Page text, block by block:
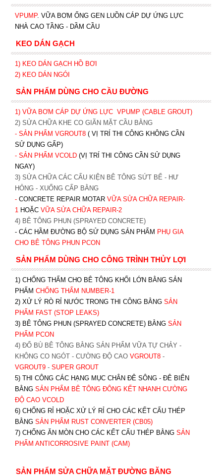
VPUMP. VỮA BƠM ỐNG GEN LUỒN CÁP DỰ ỨNG LỰC
NHÀ CAO TẦNG - DẦM CẦU
KEO DÁN GẠCH
1) KEO DÁN GẠCH HỒ BƠI
2) KEO DÁN NGÓI
SẢN PHẨM DÙNG CHO CẦU ĐƯỜNG
1) VỮA BƠM CÁP DỰ ỨNG LỰC VPUMP (CABLE GROUT)
2) SỬA CHỮA KHE CO GIÃN MẶT CẦU BẰNG
- SẢN PHẨM VGROUT8 ( VỊ TRÍ THI CÔNG KHÔNG CẦN
SỬ DỤNG GẤP)
- SẢN PHẨM VCOLD (VỊ TRÍ THI CÔNG CẦN SỬ DỤNG
NGAY)
3) SỬA CHỮA CÁC CẤU KIỆN BÊ TÔNG SỨT BỂ - HƯ
HỎNG - XUỐNG CẤP BẰNG
- CONCRETE REPAIR MOTAR VỮA SỬA CHỮA REPAIR-
1 HOẶC VỮA SỬA CHỮA REPAIR-2
4) BÊ TÔNG PHUN (SPRAYED CONCRETE)
- CÁC HẦM ĐƯỜNG BỘ SỬ DỤNG SẢN PHẨM PHỤ GIA
CHO BÊ TÔNG PHUN PCON
SẢN PHẨM DÙNG CHO CÔNG TRÌNH THỦY LỢI
1) CHỐNG THẤM CHO BÊ TÔNG KHỐI LỚN BẰNG SẢN
PHẨM CHỐNG THẤM NUMBER-1
2) XỬ LÝ RÒ RỈ NƯỚC TRONG THI CÔNG BẰNG SẢN
PHẨM FAST (STOP LEAKS)
3) BÊ TÔNG PHUN (SPRAYED CONCRETE) BẰNG SẢN
PHẨM PCON
4) ĐỔ BÙ BÊ TÔNG BẰNG SẢN PHẨM VỮA TỰ CHẢY -
KHÔNG CO NGÓT - CƯỜNG ĐỘ CAO VGROUT8-
VGROUT9- SUPER GROUT
5) THI CÔNG CÁC HẠNG MỤC CHÂN ĐÊ SÔNG - ĐÊ BIỂN
BẰNG SẢN PHẨM BÊ TÔNG ĐÔNG KẾT NHANH CƯỜNG
ĐỘ CAO VCOLD
6) CHỐNG RỈ HOẶC XỬ LÝ RỈ CHO CÁC KẾT CẤU THÉP
BẰNG SẢN PHẨM RUST CONVERTER (CB05)
7) CHỐNG ĂN MÒN CHO CÁC KẾT CẤU THÉP BẰNG SẢN
PHẨM ANTICORROSIVE PAINT (CAM)
SẢN PHẨM SỬA CHỮA MẶT ĐƯỜNG BĂNG